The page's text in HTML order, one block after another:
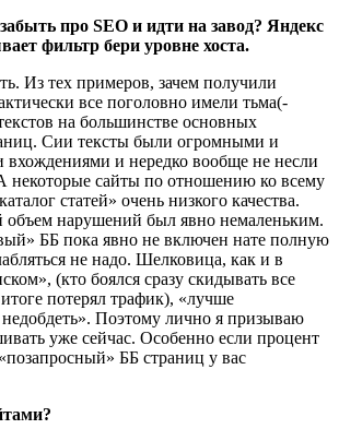
про SEO и идти на завод? Яндекс
фильтр бери уровне хоста.
Из тех примеров, зачем получили
все поголовно имели тьма(-
на большинстве основных
Сии тексты были огромными и
и нередко вообще не несли
некоторые сайты по отношению ко всему
статей» очень низкого качества.
объем нарушений был явно немаленьким.
ББ пока явно не включен нате полную
не надо. Шелковица, как и в
(кто боялся сразу скидывать все
потерял трафик), «лучше
недобдеть». Поэтому лично я призываю
уже сейчас. Особенно если процент
ББ страниц у вас